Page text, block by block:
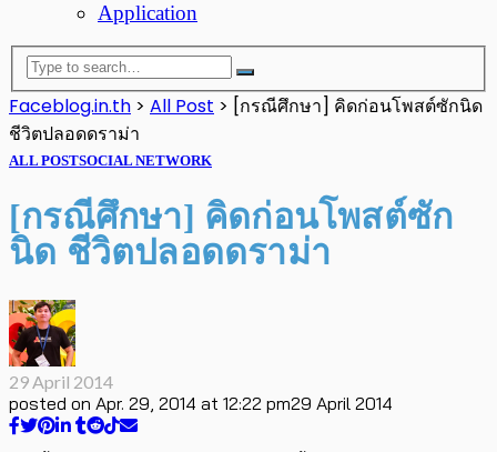
Application
Faceblog.in.th > All Post > [กรณีศึกษา] คิดก่อนโพสต์ซักนิด
ชีวิตปลอดดราม่า
ALL POSTSOCIAL NETWORK
[กรณีศึกษา] คิดก่อนโพสต์ซัก
นิด ชีวิตปลอดดราม่า
29 April 2014
posted on Apr. 29, 2014 at 12:22 pm29 April 2014